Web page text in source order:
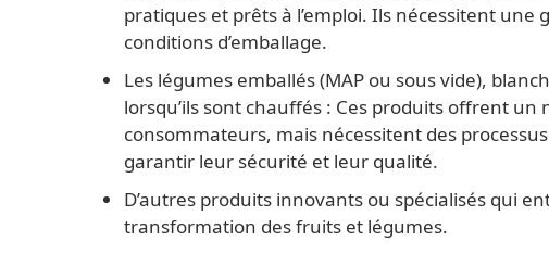
pratiques et prêts à l’emploi. Ils nécessitent
conditions d’emballage.
Les légumes emballés (MAP ou sous vide),
lorsqu’ils sont chauffés : Ces produits offrent
consommateurs, mais nécessitent des
garantir leur sécurité et leur qualité.
D’autres produits innovants ou spécialisés qui
transformation des fruits et légumes.